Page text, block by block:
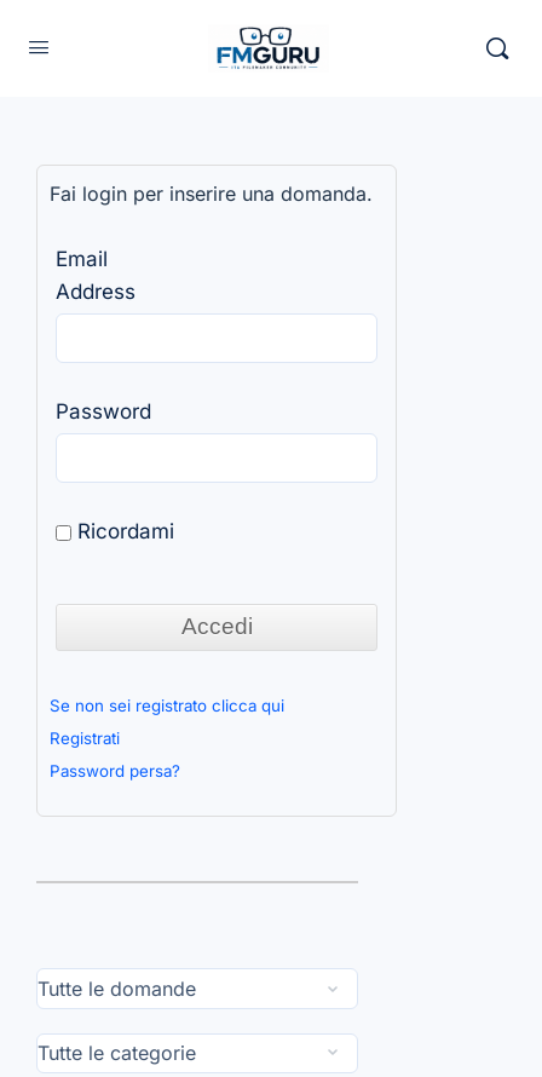
Fai login per inserire una domanda.
Email
Address
Password
Ricordami
Se non sei registrato clicca qui
Registrati
Password persa?